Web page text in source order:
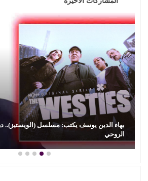
بهاء الدين يوسف يكتب: مسلسل (الويستيز)..
الروحي